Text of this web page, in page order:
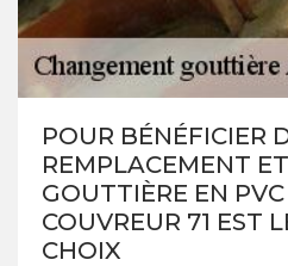
POUR BÉNÉFICIER
REMPLACEMENT
GOUTTIÈRE EN
COUVREUR 71 EST
CHOIX